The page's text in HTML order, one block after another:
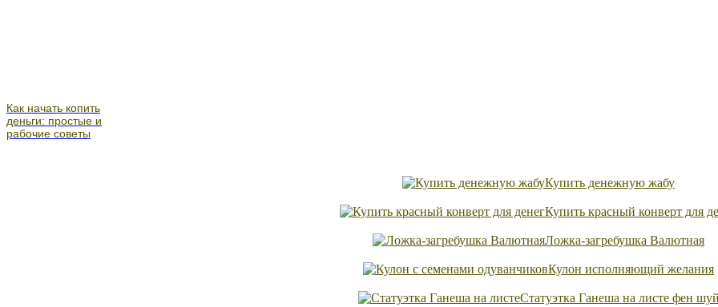
Как начать копить
деньги: простые и
рабочие советы
Купить денежную жабу
Купить красный конверт для
Ложка-загребушка Валютная
Кулон исполняющий желания
Статуэтка Ганеша на листе фен